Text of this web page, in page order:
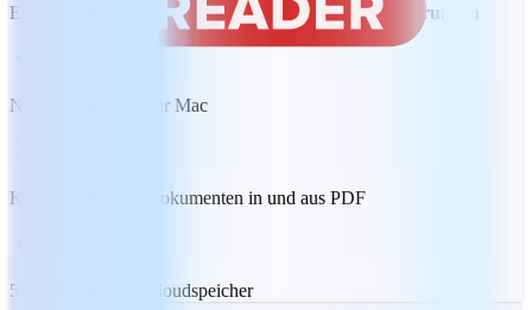
Eine Zahlung ideal fürzentrale Bearbeitungsanforderungen
Nutzung auf PC oder Mac
Konvertieren von Dokumenten in und aus PDF
5 GB MobiDrive-Cloudspeicher